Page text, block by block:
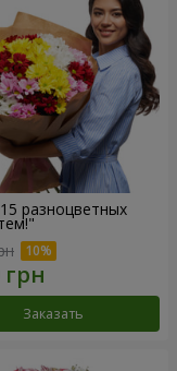
разноцветных
Заказать